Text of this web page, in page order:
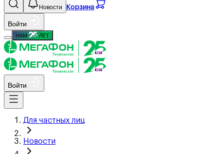
Новости Корзина
Войти
НАМ ЛЕТ
Войти
Для частных лиц
Новости